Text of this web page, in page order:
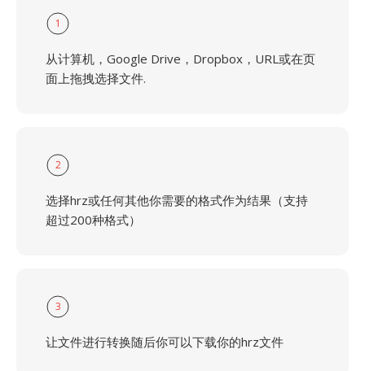
1
从计算机，Google Drive，Dropbox，URL或在页
面上拖拽选择文件.
2
选择hrz或任何其他你需要的格式作为结果（支持
超过200种格式）
3
让文件进行转换随后你可以下载你的hrz文件